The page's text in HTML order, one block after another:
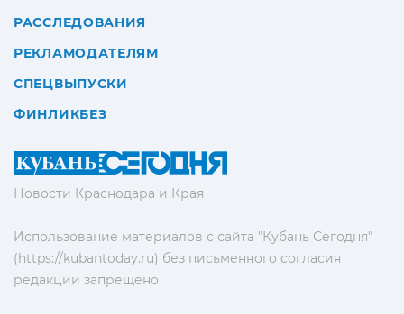
Новости Краснодара и Края
Использование материалов с сайта "Кубань Сегодня"
(https://kubantoday.ru) без письменного согласия
редакции запрещено
РАССЛЕДОВАНИЯ
РЕКЛАМОДАТЕЛЯМ
СПЕЦВЫПУСКИ
ФИНЛИКБЕЗ